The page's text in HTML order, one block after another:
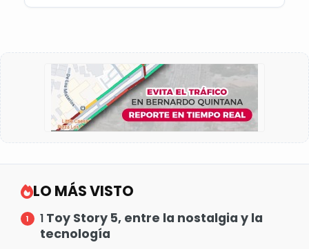
LO MÁS VISTO
1 Toy Story 5, entre la nostalgia y la
tecnología